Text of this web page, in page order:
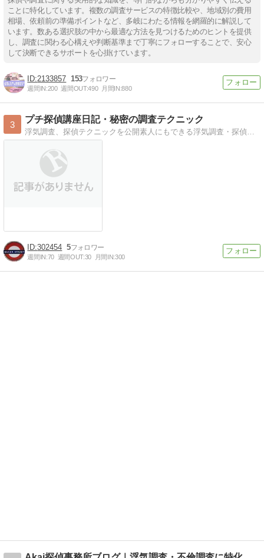
ことに特化しています。複数の調査サービスの特徴比較や、地域別の費用
相場、依頼前の準備ポイントなど、多岐にわたる情報を網羅的に解説して
います。数ある選択肢の中から最適な方法を見つけるためのヒントを提供
し、調査に関わる心構えや判断基準まで丁寧にフォローすることで、安心
して決断できるサポートを心掛けています。
2133857 153
週間IN:200 週間OUT:490 月間IN:880
3
プチ探偵講座日記・秘密の調査テクニック
浮気調査、探偵テクニックを公開素人にもできる浮気調査・探偵調査のテクニック・マル秘情報が満載。
302454 5
週間IN:70 週間OUT:30 月間IN:300